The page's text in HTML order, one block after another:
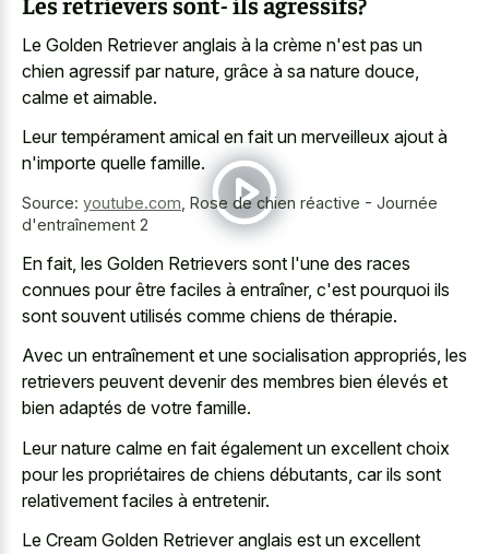
Le Golden Retriever anglais à la crème n'est pas un
chien agressif par nature, grâce à sa nature douce,
calme et aimable.
Leur tempérament amical en fait un merveilleux ajout à
n'importe quelle famille.
Source: youtube.com, Rose de chien réactive - Journée
d'entraînement 2
En fait, les Golden Retrievers sont l'une des races
connues pour être faciles à entraîner, c'est pourquoi ils
sont souvent utilisés comme chiens de thérapie.
Avec un entraînement et une socialisation appropriés, les
retrievers peuvent devenir des membres bien élevés et
bien adaptés de votre famille.
Leur nature calme en fait également un excellent choix
pour les propriétaires de chiens débutants, car ils sont
relativement faciles à entretenir.
Le Cream Golden Retriever anglais est un excellent